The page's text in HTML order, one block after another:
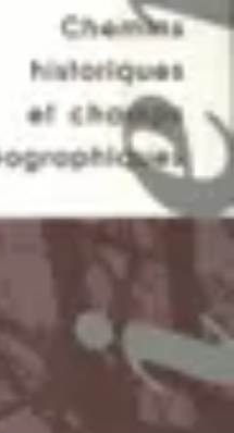
Guide d'achatÉducation et